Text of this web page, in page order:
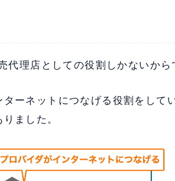
理店としての役割しかないから
ーネットにつなげる役割をして
ました。